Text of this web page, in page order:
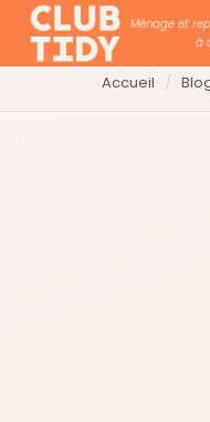
Ménage et
à
Accueil